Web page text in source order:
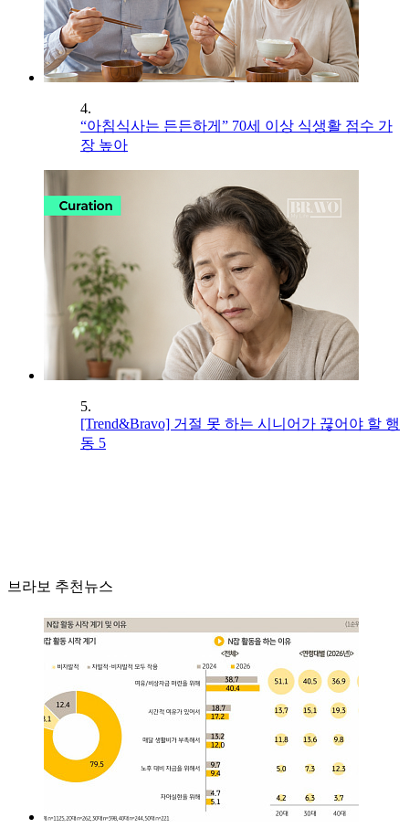
4.
“아침식사는 든든하게” 70세 이상 식생활 점수 가
장 높아
5.
[Trend&Bravo] 거절 못 하는 시니어가 끊어야 할 행
동 5
브라보 추천뉴스